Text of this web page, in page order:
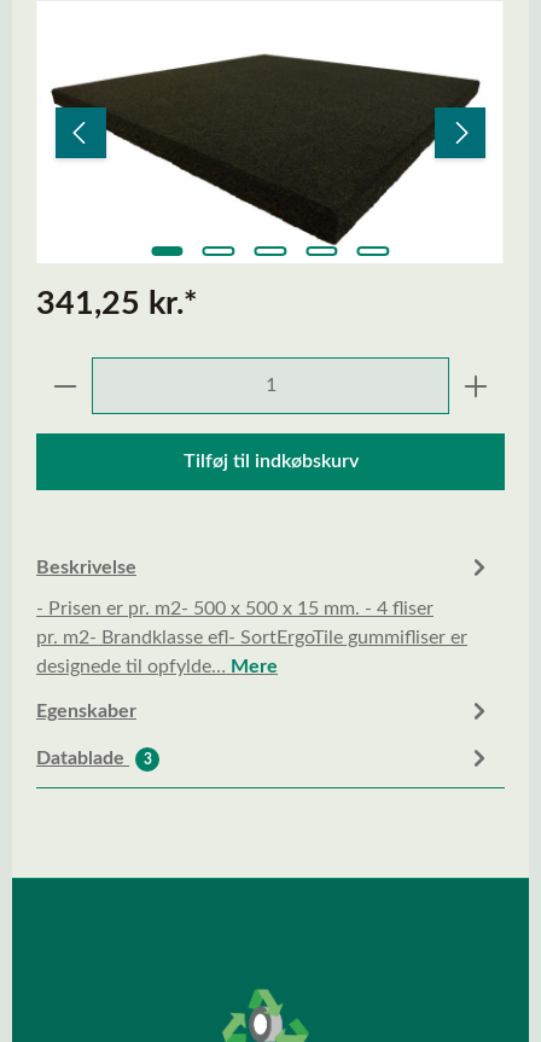
341,25 kr.*
Produktmængde: Indtast den ønskede
Tilføj til indkøbskurv
Beskrivelse
- Prisen er pr. m2- 500 x 500 x 15 mm. - 4 fliser
pr. m2- Brandklasse efl- SortErgoTile gummifliser er
designede til opfylde… Mere
Egenskaber
Datablade 3